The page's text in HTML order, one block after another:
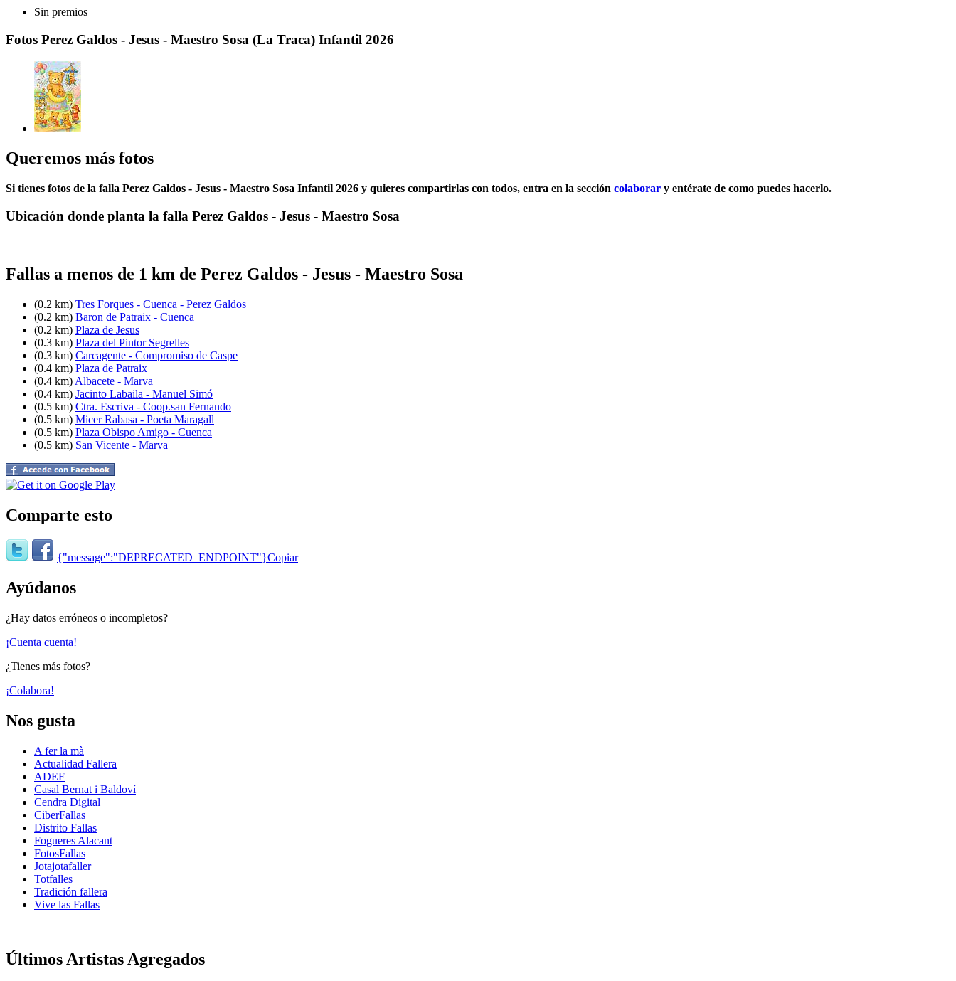
Sin premios
Fotos Perez Galdos - Jesus - Maestro Sosa (La Traca) Infantil 2026
Queremos más fotos
Si tienes fotos de la falla Perez Galdos - Jesus - Maestro Sosa Infantil 2026 y quieres compartirlas con todos, entra en la sección colaborar y entérate de como puedes hacerlo.
Ubicación donde planta la falla Perez Galdos - Jesus - Maestro Sosa
Fallas a menos de 1 km de Perez Galdos - Jesus - Maestro Sosa
(0.2 km) Tres Forques - Cuenca - Perez Galdos
(0.2 km) Baron de Patraix - Cuenca
(0.2 km) Plaza de Jesus
(0.3 km) Plaza del Pintor Segrelles
(0.3 km) Carcagente - Compromiso de Caspe
(0.4 km) Plaza de Patraix
(0.4 km) Albacete - Marva
(0.4 km) Jacinto Labaila - Manuel Simó
(0.5 km) Ctra. Escriva - Coop.san Fernando
(0.5 km) Micer Rabasa - Poeta Maragall
(0.5 km) Plaza Obispo Amigo - Cuenca
(0.5 km) San Vicente - Marva
Comparte esto
{"message":"DEPRECATED_ENDPOINT"}Copiar
Ayúdanos
¿Hay datos erróneos o incompletos?
¡Cuenta cuenta!
¿Tienes más fotos?
¡Colabora!
Nos gusta
A fer la mà
Actualidad Fallera
ADEF
Casal Bernat i Baldoví
Cendra Digital
CiberFallas
Distrito Fallas
Fogueres Alacant
FotosFallas
Jotajotafaller
Totfalles
Tradición fallera
Vive las Fallas
Últimos Artistas Agregados